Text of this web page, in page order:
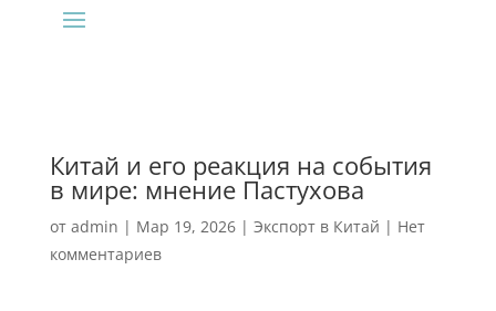
Китай и его реакция на события
в мире: мнение Пастухова
от admin | Мар 19, 2026| Экспорт в Китай | Нет
комментариев